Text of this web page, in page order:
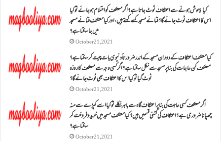
کیا بیہوش ہونے سے اعتکاف ٹوٹ جاتا ہے؟ اگر معتکف کو احتلام ہو جائے تو کیا
اس کا اعتکاف ٹوٹ جائے گا؟فنائے مسجد کسے کہتے ہیں ، اور کیا معتکف فنائے مسجد
میں جا سکتا ہے؟
October 21, 2021
کیا معتکف اعتکاف کے دوران مسجد کے اندر ضرورتاً دنیوی بات چیت کر سکتا ہے؟
معتکف کن حاجات کی بنا پر مسجد سے نکل سکتا ہے؟ اگر کسی وجہ سے معتکف کا روزہ
ٹوٹ گیا تو کیا اس کا اعتکاف بھی ٹوٹ جائے گا؟
October 21, 2021
اگر معتکف کسی حاجت کی بنا پر اعتکاف گاہ سے باہر نکلے تو کیا اسے کپڑے سے منہ
چھپانا ضروری ہے؟اعتکاف کی کتنی قسمیں ہیں؟کیا معتکف مسجد میں خرید و فروخت کر
سکتا ہے؟
October 21, 2021